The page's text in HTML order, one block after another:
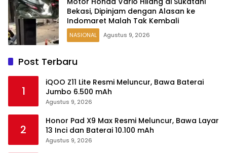
Bekasi, Dipinjam dengan Alasan ke
Indomaret Malah Tak Kembali
NASIONAL Agustus 9, 2026
Post Terbaru
1
iQOO Z11 Lite Resmi Meluncur, Bawa Baterai
Jumbo 6.500 mAh
Agustus 9, 2026
2
Honor Pad X9 Max Resmi Meluncur, Bawa Layar
13 Inci dan Baterai 10.100 mAh
Agustus 9, 2026